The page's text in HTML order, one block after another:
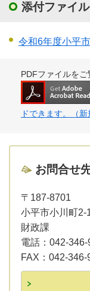
添付ファイル
令和6年度小平
PDFファイルを
ドできます。（
お問合せ
〒187-8701
小平市小川町
財政課
電話： 042-346-
FAX： 042-346-